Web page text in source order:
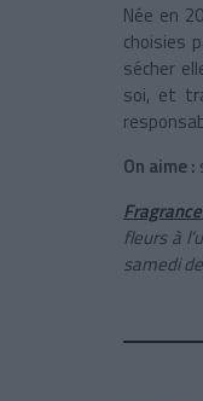
Née en
choisies
sécher
soi, et
On aime :
Fragrance
fleurs à
samedi